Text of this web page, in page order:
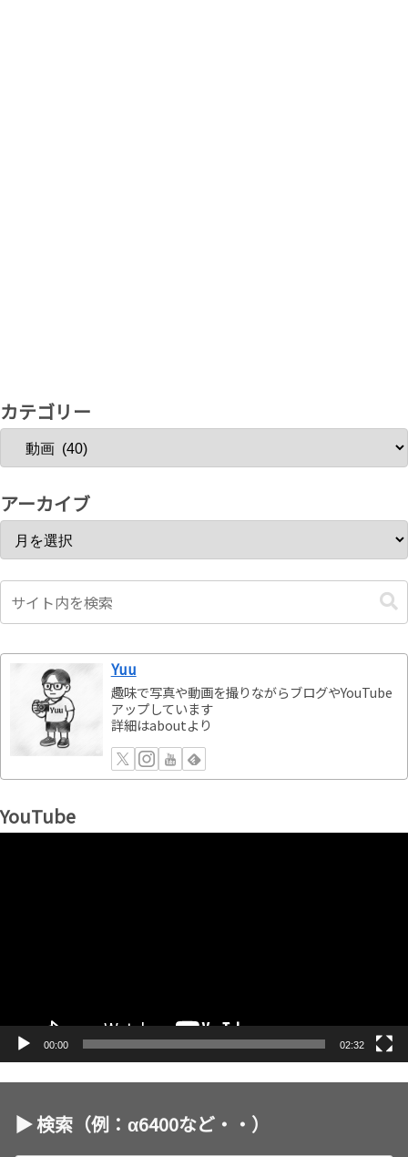
カテゴリー
アーカイブ
Yuu
趣味で写真や動画を撮りながらブログやYouTube
アップしています
詳細はaboutより
YouTube
00:00 02:32
▶︎ 検索（例：α6400など・・）